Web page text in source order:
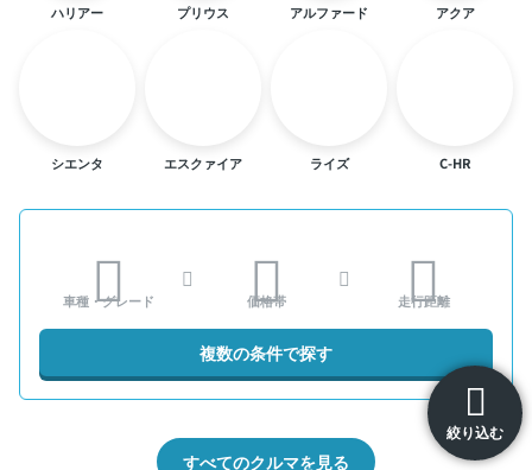
絞り込む
ハリアー プリウス アルファード アクア
シエンタ エスクァイア ライズ C-HR
車種・グレード 価格帯 走行距離
複数の条件で探す
すべてのクルマを見る